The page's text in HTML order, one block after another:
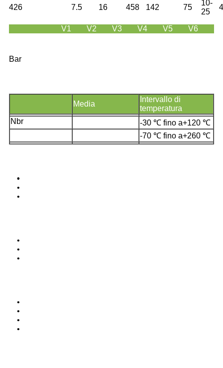
426 7.5 16 458 142 75
10-
25
V1 V2 V3 V4 V5 V6
Bar
Media
Intervallo di
temperatura
Nbr
-30 ℃ fino a+120 ℃
-70 ℃ fino a+260 ℃
•
•
•
•
•
•
•
•
•
•